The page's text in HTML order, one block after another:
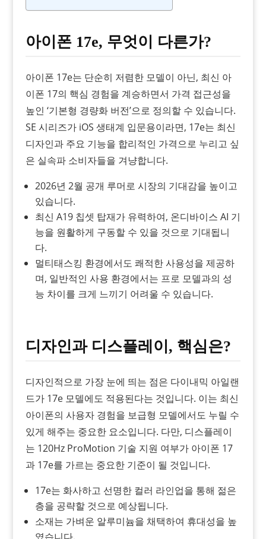
아이폰 17e, 무엇이 다른가?
아이폰 17e는 단순히 저렴한 모델이 아닌, 최신 아
이폰 17의 핵심 경험을 계승하면서 가격 접근성을
높인 ‘기본형 경량화 버전’으로 정의할 수 있습니다.
SE 시리즈가 iOS 생태계 입문용이라면, 17e는 최신
디자인과 주요 기능을 합리적인 가격으로 누리고 싶
은 실속파 소비자들을 겨냥합니다.
2026년 2월 공개 루머로 시장의 기대감을 높이고
있습니다.
최신 A19 칩셋 탑재가 유력하여, 온디바이스 AI 기
능을 원활하게 구동할 수 있을 것으로 기대됩니
다.
멀티태스킹 환경에서도 쾌적한 사용성을 제공하
며, 일반적인 사용 환경에서는 프로 모델과의 성
능 차이를 크게 느끼기 어려울 수 있습니다.
디자인과 디스플레이, 핵심은?
디자인적으로 가장 눈에 띄는 점은 다이내믹 아일랜
드가 17e 모델에도 적용된다는 것입니다. 이는 최신
아이폰의 사용자 경험을 보급형 모델에서도 누릴 수
있게 해주는 중요한 요소입니다. 다만, 디스플레이
는 120Hz ProMotion 기술 지원 여부가 아이폰 17
과 17e를 가르는 중요한 기준이 될 것입니다.
17e는 화사하고 선명한 컬러 라인업을 통해 젊은
층을 공략할 것으로 예상됩니다.
소재는 가벼운 알루미늄을 채택하여 휴대성을 높